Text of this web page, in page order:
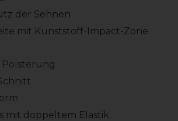
der Sehnen
mit Kunststoff-Impact-Zone
mit doppeltem Elastik